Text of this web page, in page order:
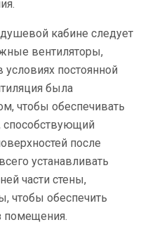
кабине следует
вентиляторы,
постоянной
была
чтобы обеспечивать
способствующий
после
устанавливать
части стены,
чтобы обеспечить
помещения.